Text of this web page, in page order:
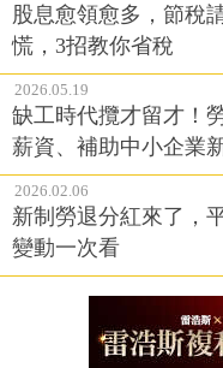
股息愈領愈多，節稅
慌，3招教你省稅
2026.05.19
缺工時代攬才留才！
薪資、補助中小企業
2026.02.06
新制勞退分紅來了，
變動一次看